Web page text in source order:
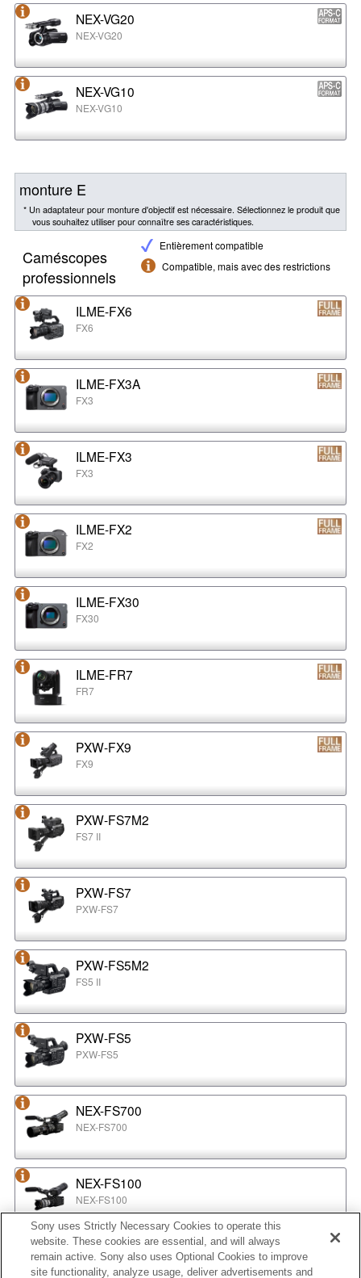
NEX-VG20
NEX-VG20
NEX-VG10
NEX-VG10
monture E
* Un adaptateur pour monture d'objectif est nécessaire. Sélectionnez le produit que
vous souhaitez utiliser pour connaître ses caractéristiques.
Entièrement compatible
Compatible, mais avec des restrictions
Caméscopes
professionnels
ILME-FX6
FX6
ILME-FX3A
FX3
ILME-FX3
FX3
ILME-FX2
FX2
ILME-FX30
FX30
ILME-FR7
FR7
PXW-FX9
FX9
PXW-FS7M2
FS7 II
PXW-FS7
PXW-FS7
PXW-FS5M2
FS5 II
PXW-FS5
PXW-FS5
NEX-FS700
NEX-FS700
NEX-FS100
NEX-FS100
NEX-EA50
NEX-EA50
Sony uses Strictly Necessary Cookies to operate this
website. These cookies are essential, and will always
remain active. Sony also uses Optional Cookies to improve
site functionality, analyze usage, deliver advertisements and